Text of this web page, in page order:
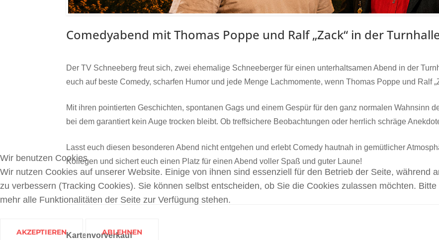
Comedyabend mit Thomas Poppe und Ralf „Zack“ in der
Der TV Schneeberg freut sich, zwei ehemalige Schneeberger für einen unterhaltsamen Abend in der
euch auf beste Comedy, scharfen Humor und jede Menge Lachmomente, wenn Thomas Poppe und Ralf
Mit ihren pointierten Geschichten, spontanen Gags und einem Gespür für den ganz normalen Wahnsinn
bei dem garantiert kein Auge trocken bleibt. Ob treffsichere Beobachtungen oder herrlich schräge
Lasst euch diesen besonderen Abend nicht entgehen und erlebt Comedy hautnah in gemütlicher
Kollegen und sichert euch einen Platz für einen Abend voller Spaß und guter Laune!
Kartenvorverkauf
Wir benutzen Cookies
Wir nutzen Cookies auf unserer Website. Einige von ihnen sind essenziell für den Betrieb der Seite, während
zu verbessern (Tracking Cookies). Sie können selbst entscheiden, ob Sie die Cookies zulassen möchten.
mehr alle Funktionalitäten der Seite zur Verfügung stehen.
AKZEPTIEREN ABLEHNEN